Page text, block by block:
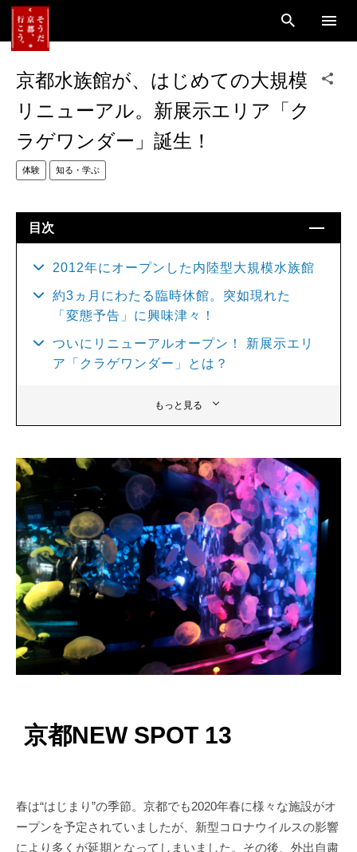
京都水族館が、はじめての大規模
リニューアル。新展示エリア「ク
ラゲワンダー」誕生！
体験 知る・学ぶ
目次
2012年にオープンした内陸型大規模水族館
約3ヵ月にわたる臨時休館。突如現れた
「変態予告」に興味津々！
ついにリニューアルオープン！ 新展示エリ
ア「クラゲワンダー」とは？
もっと見る
京都NEW SPOT 13
春は“はじまり”の季節。京都でも2020年春に様々な施設がオ
ープンを予定されていましたが、新型コロナウイルスの影響
により多くが延期となってしまいました。その後、外出自粛